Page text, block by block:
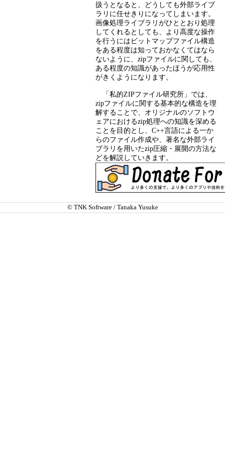
扱うとなると、どうしても外部ライブ
ラリに任せきりになってしまいます。
画像処理ライブラリがひととおり処理
してくれるとしても、より高度な操作
を行うにはビットマップファイル構造
をある程度は知っておかなくてはなら
ないように、zipファイルに関しても、
ある程度の知識があったほうが応用性
がきくようになります。
「私的ZIPファイル研究所」では、
zipファイルに関する基本的な構造を理
解することで、オリジナルのソフトウ
ェアにおけるzip処理への知識を深める
ことを目的とし、C++言語による一か
らのファイル作成や、著名な外部ライ
ブラリを用いたzip圧縮・展開の方法な
どを解説していきます。
© TNK Software / Tanaka Yusuke